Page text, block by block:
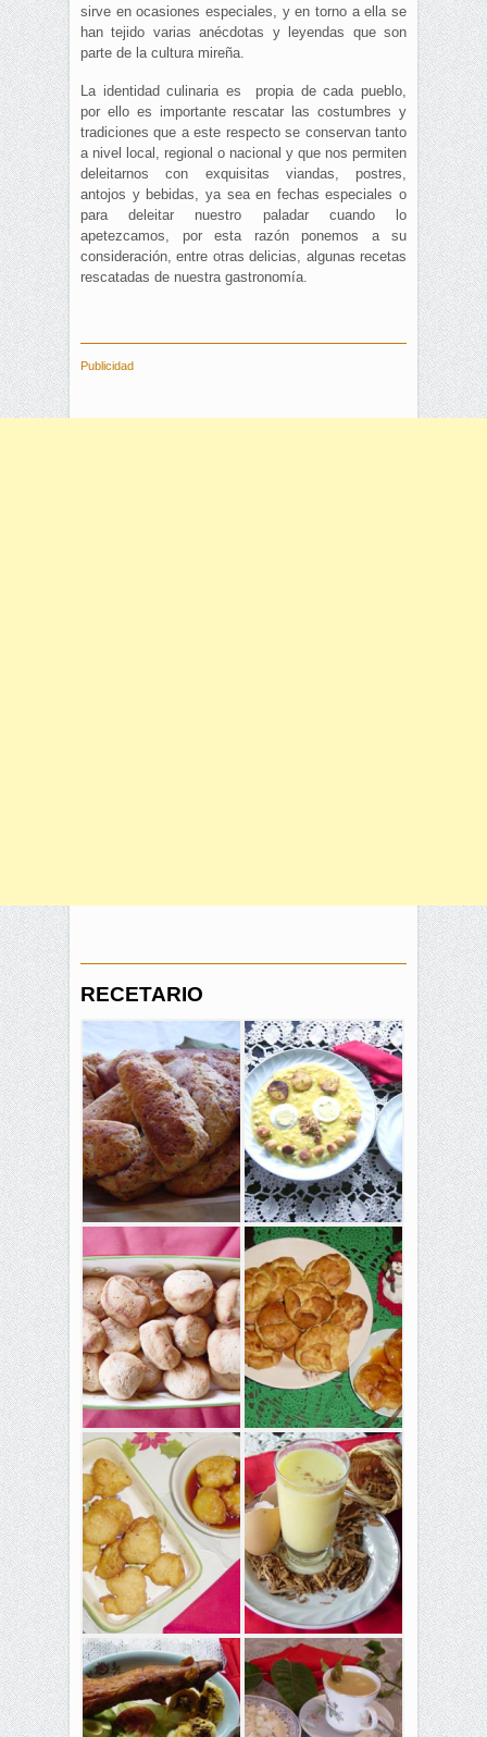
sirve en ocasiones especiales, y en torno a ella se
han tejido varias anécdotas y leyendas que son
parte de la cultura mireña.
La identidad culinaria es propia de cada pueblo,
por ello es importante rescatar las costumbres y
tradiciones que a este respecto se conservan tanto
a nivel local, regional o nacional y que nos permiten
deleitarnos con exquisitas viandas, postres,
antojos y bebidas, ya sea en fechas especiales o
para deleitar nuestro paladar cuando lo
apetezcamos, por esta razón ponemos a su
consideración, entre otras delicias, algunas recetas
rescatadas de nuestra gastronomía.
Publicidad
RECETARIO